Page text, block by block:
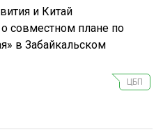
и Китай
совместном плане по
в Забайкальском
ЦБП